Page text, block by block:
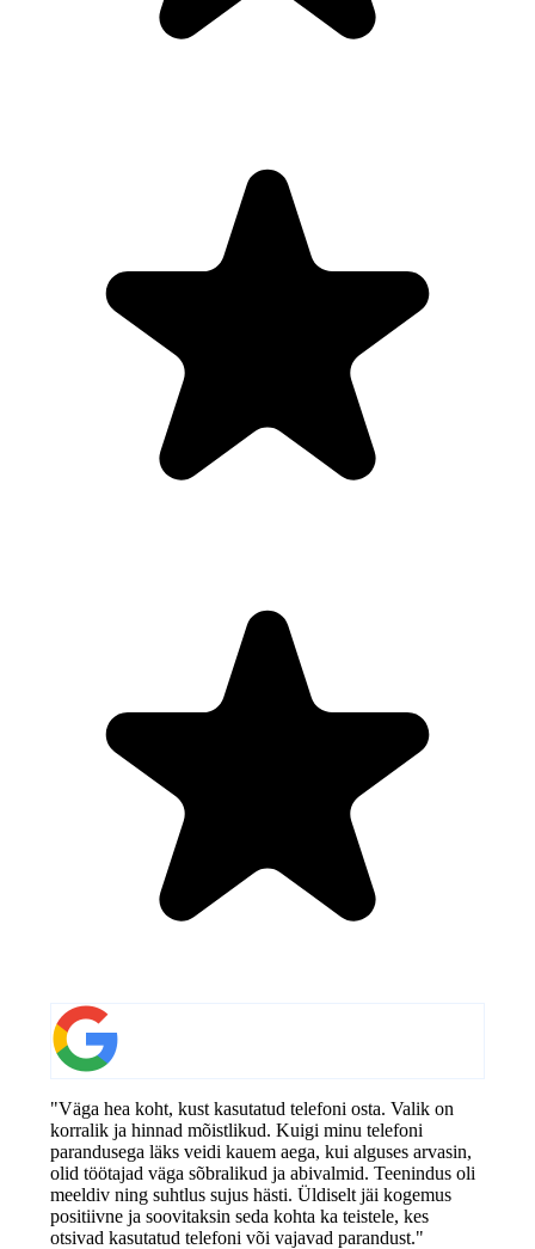
"Väga hea koht, kust kasutatud telefoni osta. Valik on
korralik ja hinnad mõistlikud. Kuigi minu telefoni
parandusega läks veidi kauem aega, kui alguses arvasin,
olid töötajad väga sõbralikud ja abivalmid. Teenindus oli
meeldiv ning suhtlus sujus hästi. Üldiselt jäi kogemus
positiivne ja soovitaksin seda kohta ka teistele, kes
otsivad kasutatud telefoni või vajavad parandust."